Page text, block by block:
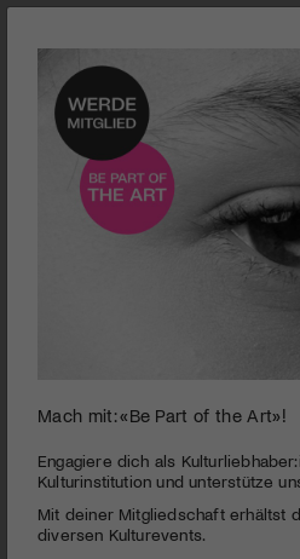
seconds
minutes,
seconds
IG Halle | OUT OF THE BLUE
PUBLIZIERT AM 21. MAI 2017
jähriges Jubliäum. «Out of the
Deutungen zu.
Mach mit: «Be Part of the Art»!
Engagiere dich als
Kulturinstitution und unterstütze
Mit deiner Mitgliedschaft erhältst
diversen Kulturevents.